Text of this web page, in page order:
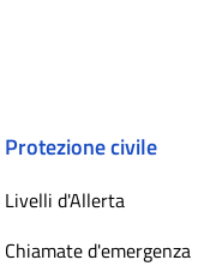
Protezione civile
Livelli d'Allerta
Chiamate d'emergenza